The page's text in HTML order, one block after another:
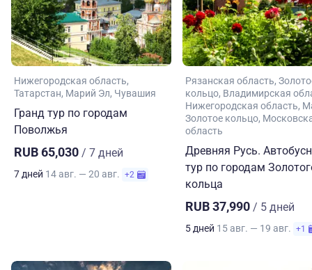
Нижегородская область
Татарстан Марий Эл Чувашия
Гранд тур по городам
Поволжья
RUB 65,030 / 7 дней
7 дней 14 авг. — 20 авг. +2
Рязанская область
кольцо Владимирская
Нижегородская область
Золотое кольцо
область
Древняя Русь.
тур по городам
кольца
RUB 37,990 / 5 дней
5 дней 15 авг. — 19 авг. +1